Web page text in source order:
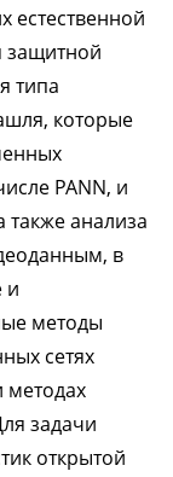
естественной
защитной
типа
которые
PANN, и
также анализа
в
и
методы
сетях
методах
задачи
открытой